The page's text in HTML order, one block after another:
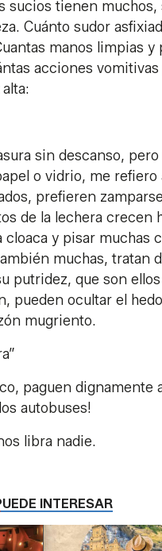
sucios tienen
Cuánto sudor
manos limpias
acciones
sin descanso,
o vidrio, me refiero
prefieren
de la lechera crecen
y pisar muchas
muchas, tratan
putridez, que son
pueden ocultar el
mugriento.
paguen dignamente
autobuses!
libra nadie.
INTERESAR